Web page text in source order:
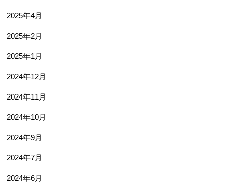
2025年4月
2025年2月
2025年1月
2024年12月
2024年11月
2024年10月
2024年9月
2024年7月
2024年6月